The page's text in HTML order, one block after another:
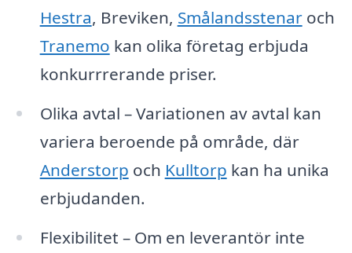
Hestra, Breviken, Smålandsstenaroch
Tranemo kan olika företag erbjuda
konkurrrerande priser.
Olika avtal – Variationen av avtal kan
variera beroende på område, där
Anderstorp och Kulltorp kan ha unika
erbjudanden.
Flexibilitet – Om en leverantör inte